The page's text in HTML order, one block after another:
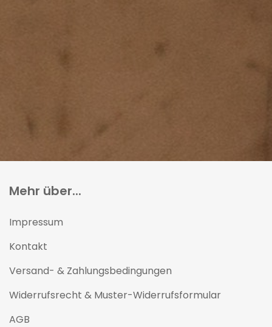
Mehr über...
Impressum
Kontakt
Versand- & Zahlungsbedingungen
Widerrufsrecht & Muster-Widerrufsformular
AGB